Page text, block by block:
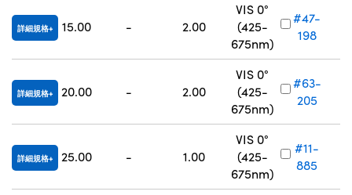
詳細規格 15.00 - 2.00
VIS 0°
(425-
675nm)
#47-
198
詳細規格 20.00 - 2.00
VIS 0°
(425-
675nm)
#63-
205
詳細規格 25.00 - 1.00
VIS 0°
(425-
675nm)
#11-
885